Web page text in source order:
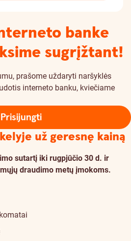
banke
sugrįžtant!
prašome uždaryti naršyklės
interneto banku, kviečiame
Prisijungti
už geresnę kainą
sutartį iki rugpjūčio 30 d. ir
draudimo metų įmokoms.